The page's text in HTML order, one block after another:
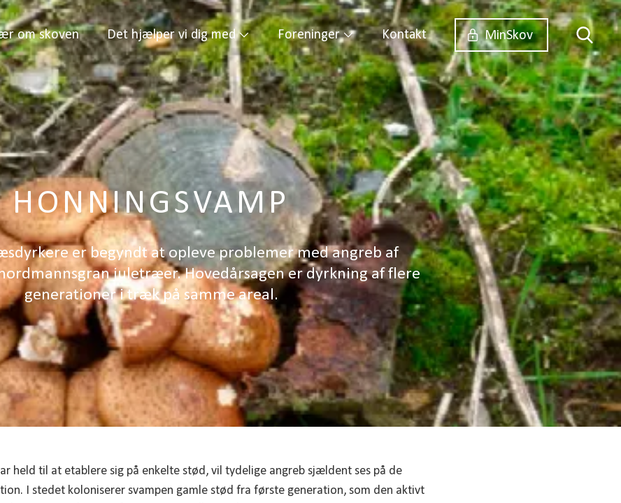
om skoven Det hjælper vi dig med Foreninger Kontakt MinSkov
HONNINGSVAMP
er begyndt at opleve problemer med angreb af
juletræer. Hovedårsagen er dyrkning af flere
generationer i træk på samme areal.
held til at etablere sig på enkelte stød, vil tydelige angreb sjældent ses på de
I stedet koloniserer svampen gamle stød fra første generation, som den aktivt